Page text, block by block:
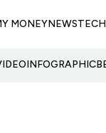
MONEYNEWSTECH
INFOGRAPHIC